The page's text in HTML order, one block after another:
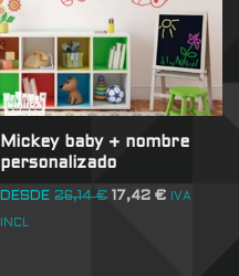
Mickey baby + nombre
personalizado
DESDE 26,14€ 17,42€ IVA
INCL